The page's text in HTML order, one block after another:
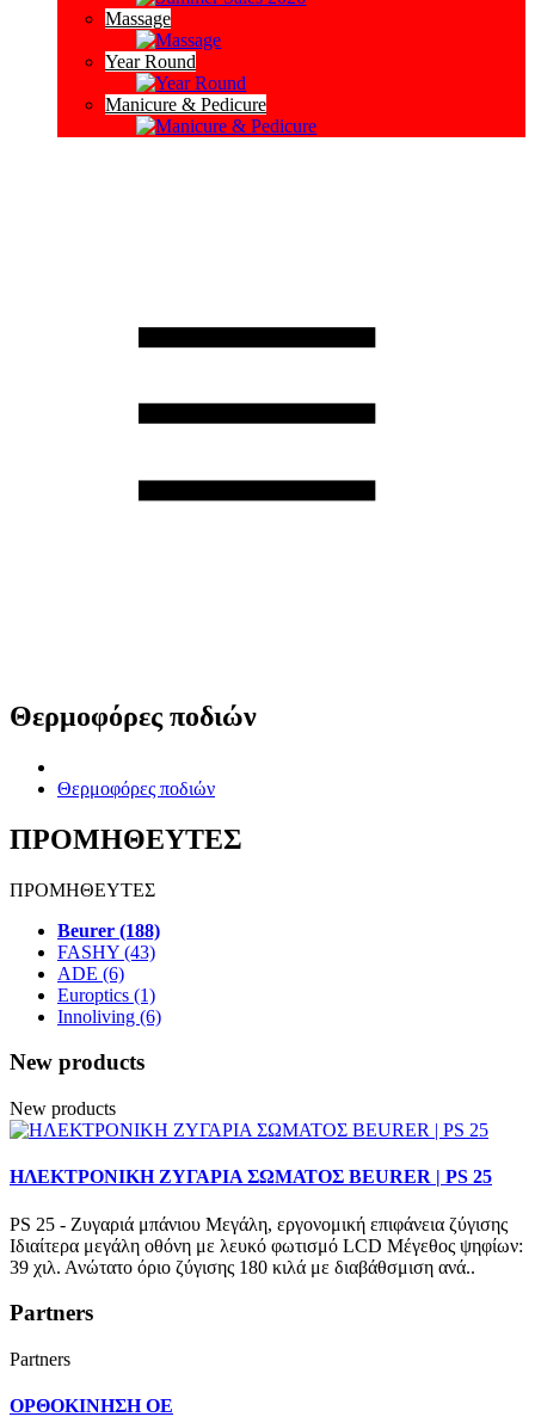
Massage
Year Round
Manicure & Pedicure
Θερμοφόρες ποδιών
Θερμοφόρες ποδιών
ΠΡΟΜΗΘΕΥΤΕΣ
ΠΡΟΜΗΘΕΥΤΕΣ
Beurer (188)
FASHY (43)
ADE (6)
Europtics (1)
Innoliving (6)
New products
New products
ΗΛΕΚΤΡΟΝΙΚΗ ΖΥΓΑΡΙΑ ΣΩΜΑΤΟΣ BEURER | PS 25
PS 25 - Ζυγαριά μπάνιου Μεγάλη, εργονομική επιφάνεια ζύγισης
Ιδιαίτερα μεγάλη οθόνη με λευκό φωτισμό LCD Μέγεθος ψηφίων:
39 χιλ. Ανώτατο όριο ζύγισης 180 κιλά με διαβάθσμιση ανά..
Partners
Partners
ΟΡΘΟΚΙΝΗΣΗ ΟΕ